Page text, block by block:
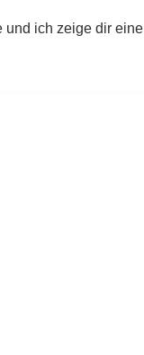
und ich zeige dir eine